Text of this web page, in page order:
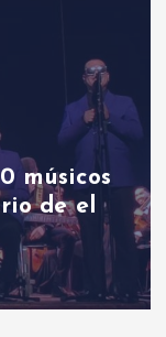
músicos
de el